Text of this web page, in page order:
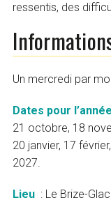
ressentis, des
Un mercredi par
Dates pour
21 octobre, 18
20 janvier, 17
2027.
Lieu : Le Brize-